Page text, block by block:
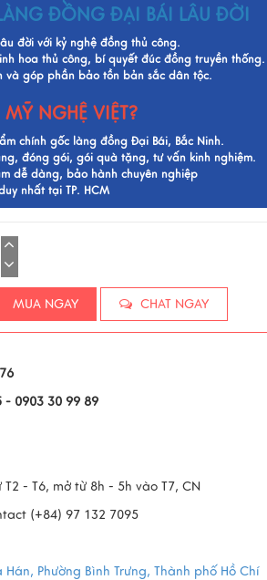
ĐỒNG ĐẠI BÁI LÂU ĐỜI
đời với kỷ nghệ đồng thủ công.
hoa thủ công, bí quyết đúc đồng truyền thống.
và góp phần bảo tồn bản sắc dân tộc.
NGHỆ VIỆT?
chính gốc làng đồng Đại Bái, Bắc Ninh.
đóng gói, gói quà tặng, tư vấn kinh nghiệm.
dễ dàng, bảo hành chuyên nghiệp
nhất tại TP. HCM
MUA NGAY CHAT NGAY
- 0903 30 99 89
- T6, mở từ 8h - 5h vào T7, CN
(+84) 97 132 7095
Hán, Phường Bình Trưng, Thành phố Hồ Chí